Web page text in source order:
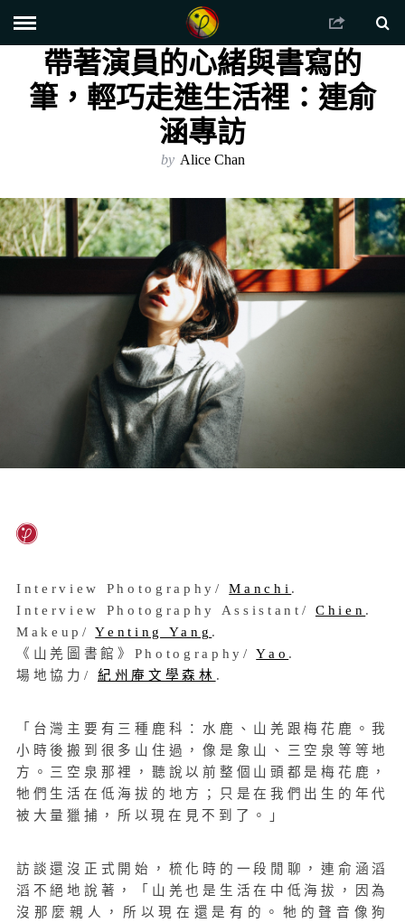
帶著演員的心緒與書寫的
筆，輕巧走進生活裡：連俞
涵專訪
by Alice Chan
Interview Photography/Manchi .
Interview Photography Assistant/ Chien .
Makeup/Yenting Yang .
《山羌圖書館》Photography/Yao .
場地協力/ 紀州庵文學森林 .
「台灣主要有三種鹿科：水鹿、山羌跟梅花鹿。我
小時後搬到很多山住過，像是象山、三空泉等等地
方。三空泉那裡，聽說以前整個山頭都是梅花鹿，
牠們生活在低海拔的地方；只是在我們出生的年代
被大量獵捕，所以現在見不到了。」
訪談還沒正式開始，梳化時的一段閒聊，連俞涵滔
滔不絕地說著，「山羌也是生活在中低海拔，因為
沒那麼親人，所以現在還是有的。牠的聲音像狗